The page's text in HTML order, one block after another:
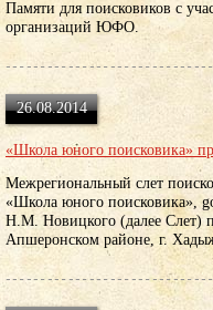
Памяти для поисковиков с
организаций ЮФО.
26.08.2014
«Школа юного поисковика»
Межрегиональный слет
«Школа юного поисковика»,
Н.М. Новицкого (далее Слет)
Апшеронском районе, г.